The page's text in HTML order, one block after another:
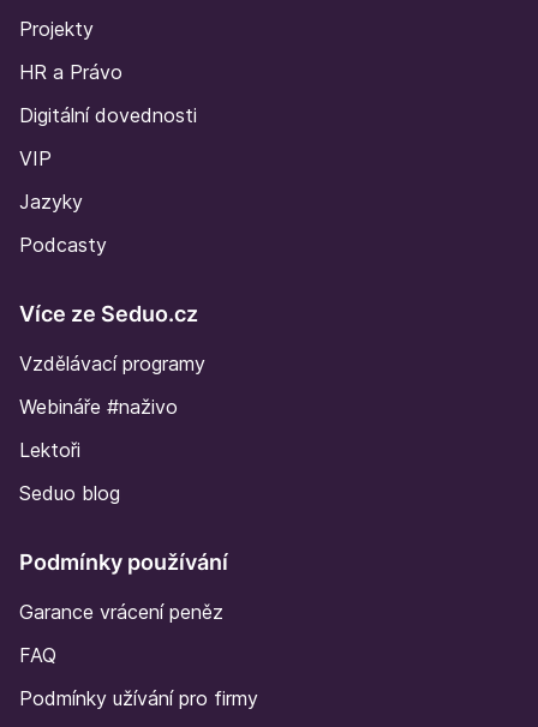
Projekty
HR a Právo
Digitální dovednosti
VIP
Jazyky
Podcasty
Více ze Seduo.cz
Vzdělávací programy
Webináře #naživo
Lektoři
Seduo blog
Podmínky používání
Garance vrácení peněz
FAQ
Podmínky užívání pro firmy